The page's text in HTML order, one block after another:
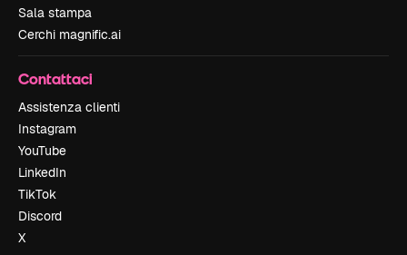
Sala stampa
Cerchi magnific.ai
Contattaci
Assistenza clienti
Instagram
YouTube
LinkedIn
TikTok
Discord
X